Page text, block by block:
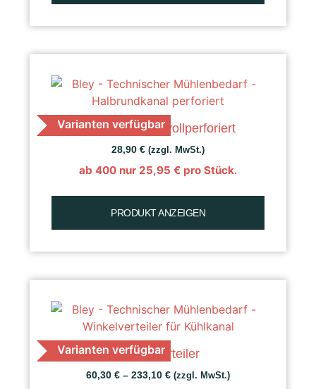
Varianten verfügbar
K 50 Getreide, vollperforiert
28,90 € (zzgl. MwSt.)
ab 400 nur 25,95 €pro Stück.
PRODUKT ANZEIGEN
Varianten verfügbar
Winkelverteiler
60,30 € – 233,10 € (zzgl. MwSt.)